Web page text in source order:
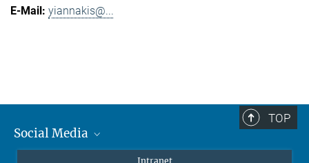
yiannakis@...
TOP
Social Media
Intranet